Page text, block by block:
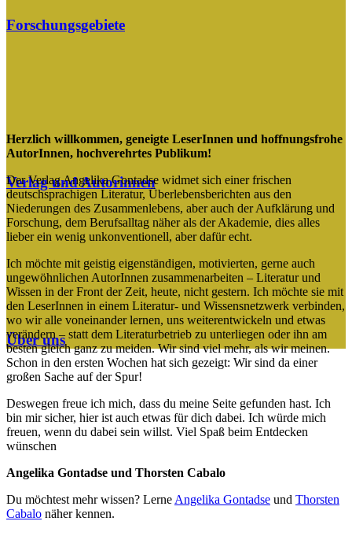
Forschungsgebiete
Verlag und Autorinnen
Über uns
Herzlich willkommen, geneigte LeserInnen und hoffnungsfrohe
AutorInnen, hochverehrtes Publikum!
Der Verlag Angelika Gontadse widmet sich einer frischen
deutschsprachigen Literatur, Überlebensberichten aus den
Niederungen des Zusammenlebens, aber auch der Aufklärung und
Forschung, dem Berufsalltag näher als der Akademie, dies alles
lieber ein wenig unkonventionell, aber dafür echt.
Ich möchte mit geistig eigenständigen, motivierten, gerne auch
ungewöhnlichen AutorInnen zusammenarbeiten – Literatur und
Wissen in der Front der Zeit, heute, nicht gestern. Ich möchte sie mit
den LeserInnen in einem Literatur- und Wissensnetzwerk verbinden,
wo wir alle voneinander lernen, uns weiterentwickeln und etwas
verändern – statt dem Literaturbetrieb zu unterliegen oder ihn am
besten gleich ganz zu meiden. Wir sind viel mehr, als wir meinen.
Schon in den ersten Wochen hat sich gezeigt: Wir sind da einer
großen Sache auf der Spur!
Deswegen freue ich mich, dass du meine Seite gefunden hast. Ich
bin mir sicher, hier ist auch etwas für dich dabei. Ich würde mich
freuen, wenn du dabei sein willst. Viel Spaß beim Entdecken
wünschen
Angelika Gontadse und Thorsten Cabalo
Du möchtest mehr wissen? Lerne Angelika Gontadse und Thorsten
Cabalo näher kennen.